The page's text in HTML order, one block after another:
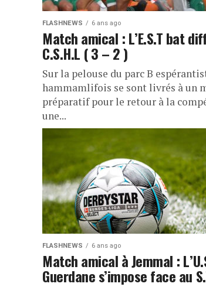
FLASHNEWS 6 ans ago
Match amical : L’E.S.T bat
C.S.H.L ( 3 – 2 )
Sur la pelouse du parc B
hammamlifois se sont livrés à un
préparatif pour le retour à la
une...
FLASHNEWS 6 ans ago
Match amical à Jemmal :
Guerdane s’impose face au